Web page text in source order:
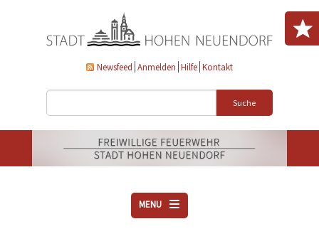
Newsfeed Anmelden Hilfe Kontakt
Suche
MENU